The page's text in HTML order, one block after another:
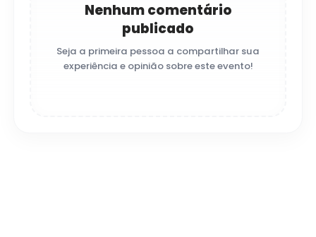
Nenhum comentário
publicado
Seja a primeira pessoa a compartilhar sua
experiência e opinião sobre este evento!